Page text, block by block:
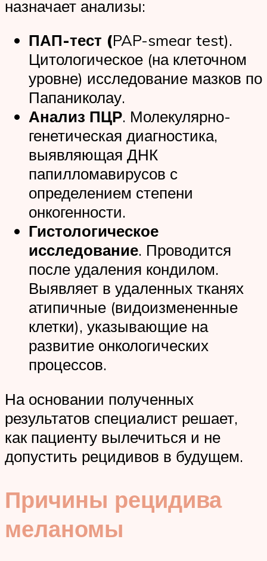
назначает анализы:
ПАП-тест (PAP-smear test).
Цитологическое (на клеточном
уровне) исследование мазков по
Папаниколау.
Анализ ПЦР. Молекулярно-
генетическая диагностика,
выявляющая ДНК
папилломавирусов с
определением степени
онкогенности.
Гистологическое
исследование. Проводится
после удаления кондилом.
Выявляет в удаленных тканях
атипичные (видоизмененные
клетки), указывающие на
развитие онкологических
процессов.
На основании полученных
результатов специалист решает,
как пациенту вылечиться и не
допустить рецидивов в будущем.
Причины рецидива
меланомы